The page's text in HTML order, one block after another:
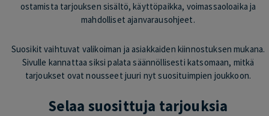
ostamista tarjouksen sisältö, käyttöpaikka, voimassaoloaika ja
mahdolliset ajanvarausohjeet.
Suosikit vaihtuvat valikoiman ja asiakkaiden kiinnostuksen mukana.
Sivulle kannattaa siksi palata säännöllisesti katsomaan, mitkä
tarjoukset ovat nousseet juuri nyt suosituimpien joukkoon.
Selaa suosittuja tarjouksia